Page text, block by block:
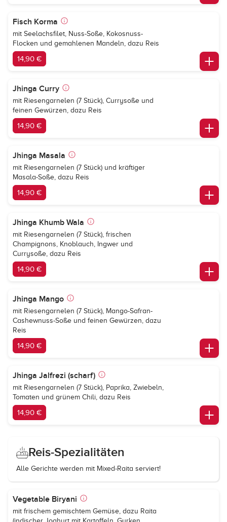
Fisch Korma
mit Seelachsfilet, Nuss-Soße, Kokosnuss-
Flocken und gemahlenen Mandeln, dazu Reis
14,90 €
Jhinga Curry
mit Riesengarnelen (7 Stück), Currysoße und
feinen Gewürzen, dazu Reis
14,90 €
Jhinga Masala
mit Riesengarnelen (7 Stück) und kräftiger
Masala-Soße, dazu Reis
14,90 €
Jhinga Khumb Wala
mit Riesengarnelen (7 Stück), frischen
Champignons, Knoblauch, Ingwer und
Currysoße, dazu Reis
14,90 €
Jhinga Mango
mit Riesengarnelen (7 Stück), Mango-Safran-
Cashewnuss-Soße und feinen Gewürzen, dazu
Reis
14,90 €
Jhinga Jalfrezi (scharf)
mit Riesengarnelen (7 Stück), Paprika, Zwiebeln,
Tomaten und grünem Chili, dazu Reis
14,90 €
Reis-Spezialitäten
Alle Gerichte werden mit Mixed-Raita serviert!
Vegetable Biryani
mit frischem gemischtem Gemüse, dazu Raita